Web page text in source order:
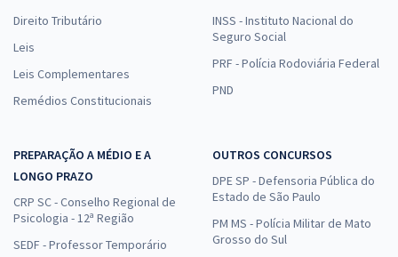
Direito Tributário
Leis
Leis Complementares
Remédios Constitucionais
INSS - Instituto Nacional do
Seguro Social
PRF - Polícia Rodoviária Federal
PND
PREPARAÇÃO A MÉDIO E A
LONGO PRAZO
CRP SC - Conselho Regional de
Psicologia - 12ª Região
SEDF - Professor Temporário
OUTROS CONCURSOS
DPE SP - Defensoria Pública do
Estado de São Paulo
PM MS - Polícia Militar de Mato
Grosso do Sul